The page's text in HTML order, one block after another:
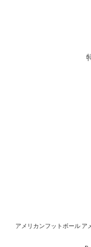
アメリカンフットボール ア